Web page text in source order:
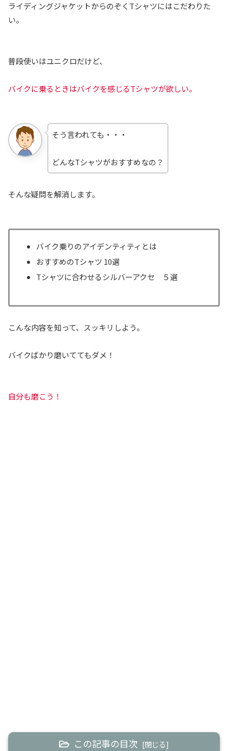
ライディングジャケットからのぞくTシャツにはこだわりた
い。
普段使いはユニクロだけど、
バイクに乗るときはバイクを感じるTシャツが欲しい。
そう言われても・・・
どんなTシャツがおすすめなの？
そんな疑問を解消します。
バイク乗りのアイデンティティとは
おすすめのTシャツ 10選
Tシャツに合わせるシルバーアクセ ５選
こんな内容を知って、スッキリしよう。
バイクばかり磨いててもダメ！
自分も磨こう！
この記事の目次